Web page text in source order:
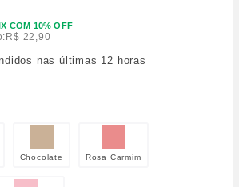
COM 10% OFF
R$ 22,90
nas últimas 12 horas
Chocolate Rosa Carmim